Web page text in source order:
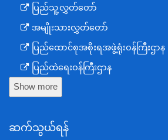
ပြည်သူ့လွှတ်တော်
အမျိုးသားလွှတ်တော်
ပြည်ထောင်စုအစိုးရအဖွဲ့ရုံးဝန်ကြီးဌာန
ပြည်ထဲရေးဝန်ကြီးဌာန
ကာကွယ်ရေးဝန်ကြီးဌာန
စီမံကိန်း၊ဘဏ္ဍာရေးနှင့်စက်မှုဝန်ကြီးဌာန
Show more
ဆက်သွယ်ရန်